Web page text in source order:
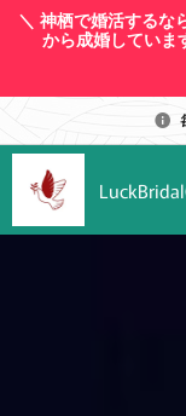
＼ 神栖で婚活するな
から成婚していま